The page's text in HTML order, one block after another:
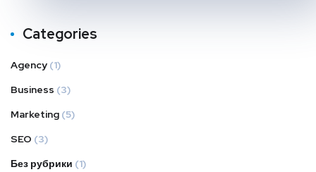
Categories
Agency (1)
Business (3)
Marketing (5)
SEO (3)
Без рубрики (1)